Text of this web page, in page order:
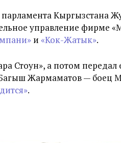
Кыргызстана
управление фирме
и «Кок-Жатык».
Стоун», а потом
Багыш Жармаматов — боец
.